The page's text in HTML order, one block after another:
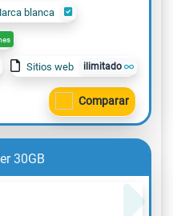
blanca
Sitios web ilimitado
Comparar
30GB